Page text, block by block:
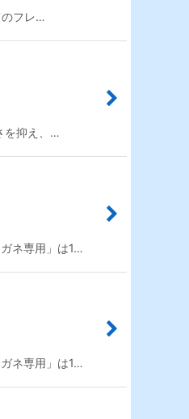
フレ…
抑え、…
専用」は1…
専用」は1…